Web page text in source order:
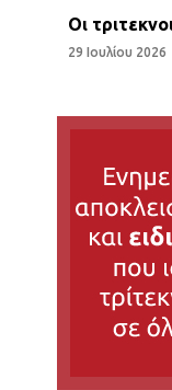
Οι
29 Ιουλίου 2026